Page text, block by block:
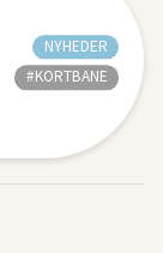
NYHEDER
#KORTBANE